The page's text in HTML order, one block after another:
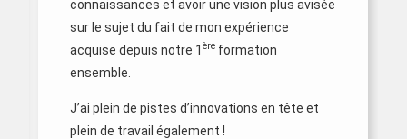
connaissances et avoir une vision plus avisée
sur le sujet du fait de mon expérience
acquise depuis notre 1ère formation
ensemble.
J’ai plein de pistes d’innovations en tête et
plein de travail également !